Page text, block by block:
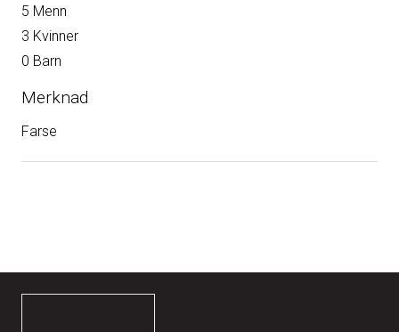
5 Menn
3 Kvinner
0 Barn
Merknad
Farse